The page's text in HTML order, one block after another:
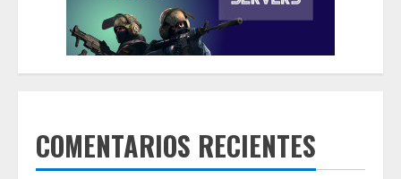
COMENTARIOS RECIENTES